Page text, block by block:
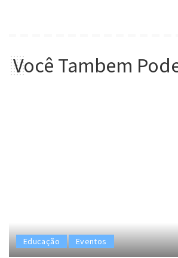
Você Tambem
Educação Eventos